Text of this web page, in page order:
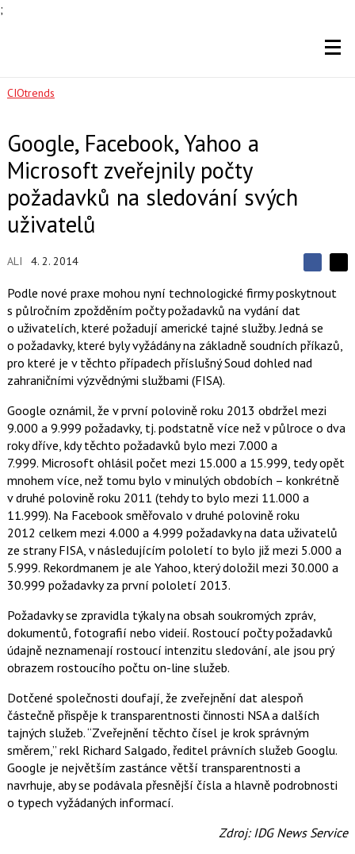
;
CIOtrends
Google, Facebook, Yahoo a
Microsoft zveřejnily počty
požadavků na sledování svých
uživatelů
ALI 4. 2. 2014
S
d
l
e
t
S
í
j
t
c
e
o
u
t
i
Podle nové praxe mohou nyní technologické firmy poskytnout
s půlročním zpožděním počty požadavků na vydání dat
o uživatelích, které požadují americké tajné služby. Jedná se
o požadavky, které byly vyžádány na základně soudních příkazů,
pro které je v těchto případech příslušný Soud dohled nad
zahraničními výzvědnými službami (FISA).
Google oznámil, že v první polovině roku 2013 obdržel mezi
9.000 a 9.999 požadavky, tj. podstatně více než v půlroce o dva
roky dříve, kdy těchto požadavků bylo mezi 7.000 a
7.999. Microsoft ohlásil počet mezi 15.000 a 15.999, tedy opět
mnohem více, než tomu bylo v minulých obdobích – konkrétně
v druhé polovině roku 2011 (tehdy to bylo mezi 11.000 a
11.999). Na Facebook směřovalo v druhé polovině roku
2012 celkem mezi 4.000 a 4.999 požadavky na data uživatelů
ze strany FISA, v následujícím pololetí to bylo již mezi 5.000 a
5.999. Rekordmanem je ale Yahoo, který doložil mezi 30.000 a
30.999 požadavky za první pololetí 2013.
Požadavky se zpravidla týkaly na obsah soukromých zpráv,
dokumentů, fotografií nebo videií. Rostoucí počty požadavků
údajně neznamenají rostoucí intenzitu sledování, ale jsou prý
obrazem rostoucího počtu on-line služeb.
Dotčené společnosti doufají, že zveřejnění dat alespoň
částečně přispěje k transparentnosti činnosti NSA a dalších
tajných služeb. “Zveřejnění těchto čísel je krok správným
směrem,” rekl Richard Salgado, ředitel právních služeb Googlu.
Google je největším zastánce větší transparentnosti a
navrhuje, aby se podávala přesnější čísla a hlavně podrobnosti
o typech vyžádaných informací.
Zdroj: IDG News Service